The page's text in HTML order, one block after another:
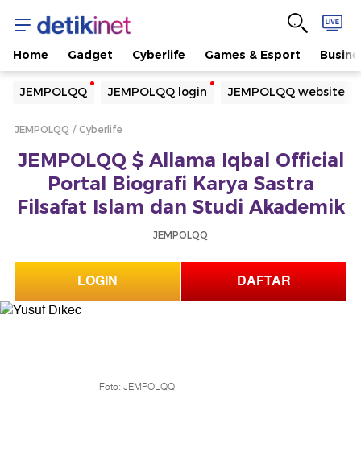
Home Gadget Cyberlife Games & Esport
JEMPOLQQ JEMPOLQQ login JEMPOLQQ website
Yang sedang ramai dicari
Loading...
Loading...
JEMPOLQQ Cyberlife
JEMPOLQQ $ Allama Iqbal Official
Portal Biografi Karya Sastra
Filsafat Islam dan Studi Akademik
JEMPOLQQ
LOGIN DAFTAR
Foto: JEMPOLQQ